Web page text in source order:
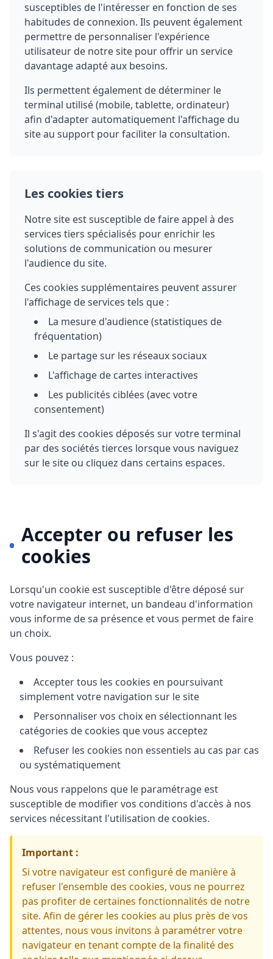
susceptibles de l'intéresser en fonction de ses
habitudes de connexion. Ils peuvent également
permettre de personnaliser l'expérience
utilisateur de notre site pour offrir un service
davantage adapté aux besoins.
Ils permettent également de déterminer le
terminal utilisé (mobile, tablette, ordinateur)
afin d'adapter automatiquement l'affichage du
site au support pour faciliter la consultation.
Les cookies tiers
Notre site est susceptible de faire appel à des
services tiers spécialisés pour enrichir les
solutions de communication ou mesurer
l'audience du site.
Ces cookies supplémentaires peuvent assurer
l'affichage de services tels que :
La mesure d'audience (statistiques de
fréquentation)
Le partage sur les réseaux sociaux
L'affichage de cartes interactives
Les publicités ciblées (avec votre
consentement)
Il s'agit des cookies déposés sur votre terminal
par des sociétés tierces lorsque vous naviguez
sur le site ou cliquez dans certains espaces.
Accepter ou refuser les
cookies
Lorsqu'un cookie est susceptible d'être déposé sur
votre navigateur internet, un bandeau d'information
vous informe de sa présence et vous permet de faire
un choix.
Vous pouvez :
Accepter tous les cookies en poursuivant
simplement votre navigation sur le site
Personnaliser vos choix en sélectionnant les
catégories de cookies que vous acceptez
Refuser les cookies non essentiels au cas par cas
ou systématiquement
Nous vous rappelons que le paramétrage est
susceptible de modifier vos conditions d'accès à nos
services nécessitant l'utilisation de cookies.
Important :
Si votre navigateur est configuré de manière à
refuser l'ensemble des cookies, vous ne pourrez
pas profiter de certaines fonctionnalités de notre
site. Afin de gérer les cookies au plus près de vos
attentes, nous vous invitons à paramétrer votre
navigateur en tenant compte de la finalité des